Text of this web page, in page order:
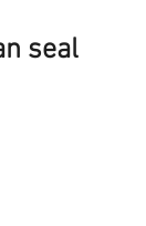
seal